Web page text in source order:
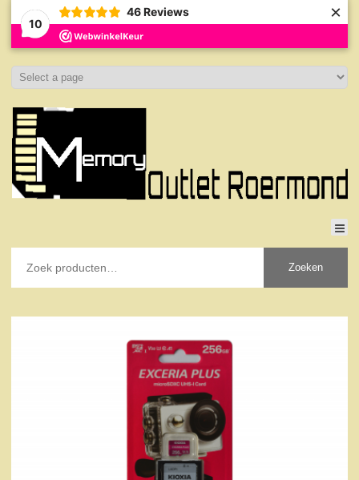
10
46 Reviews ×
Zoeken